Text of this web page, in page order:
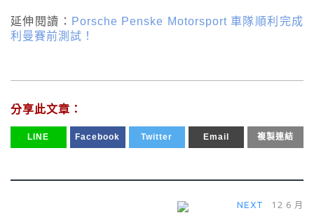
延伸閱讀： Porsche Penske Motorsport 車隊順利完成
利曼賽前測試！
分享此文章：
LINE Facebook Twitter Email 複製連結
NEXT
12 6 月